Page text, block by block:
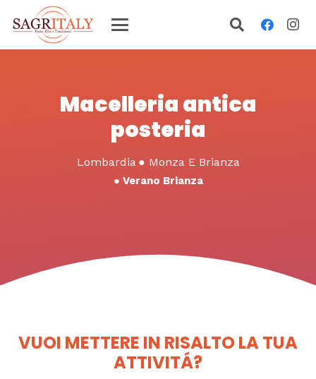
Macelleria antica
posteria
Lombardia ● Monza E Brianza
● Verano Brianza
VUOI METTERE IN RISALTO LA TUA
ATTIVITÁ?